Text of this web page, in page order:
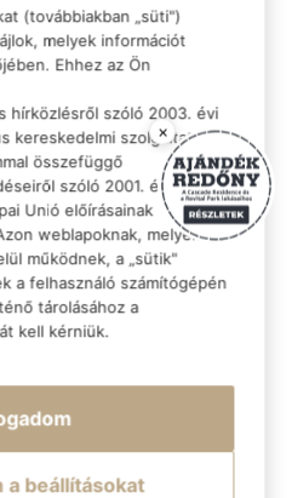
DVL-A114
m²
Emelet
1
kerül neked:
×
(továbbiakban „süti")
melyek információt
Ehhez az Ön
hírközlésről szóló 2003. évi
kereskedelmi szolgáltatások,
összefüggő
szóló 2001. évi CVIII.
Unió előírásainak
weblapoknak, melyek az
működnek, a „sütik"
a felhasználó számítógépén
tárolásához a
kell kérniük.
a beállításokat